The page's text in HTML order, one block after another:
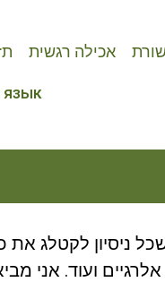
אכילה רגשית
язык
ניסיון לקטלג
אני מביאה לכם 7 סוגי